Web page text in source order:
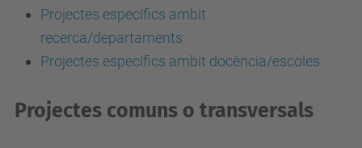
Projectes específics ambit
recerca/departaments
Projectes específics ambit docència/escoles
Projectes comuns o transversals